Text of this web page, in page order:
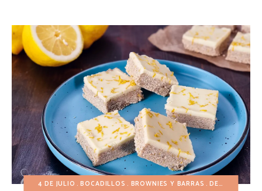
4 DE JULIO BOCADILLOS BROWNIES Y BARRAS DESAYUNO